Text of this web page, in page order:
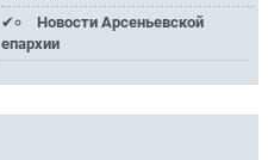
Новости Арсеньевской
епархии